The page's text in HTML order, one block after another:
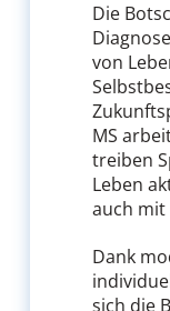
Die
von
MS
treiben
Leben
auch mit
Dank
sich die